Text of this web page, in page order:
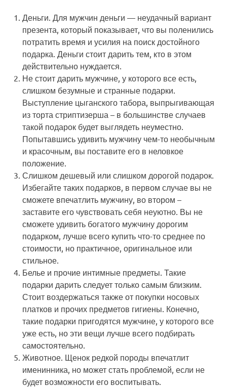
Деньги . Для мужчин деньги — неудачный вариант
презента, который показывает, что вы поленились
потратить время и усилия на поиск достойного
подарка. Деньги стоит дарить тем, кто в этом
действительно нуждается.
Не стоит дарить мужчине, у которого все есть,
слишком безумные и странные подарки
Выступление цыганского табора, выпрыгивающая
из торта стриптизерша – в большинстве случаев
такой подарок будет выглядеть неуместно.
Попытавшись удивить мужчину чем-то необычным
и красочным, вы поставите его в неловкое
положение.
Слишком дешевый или слишком дорогой подарок
Избегайте таких подарков, в первом случае вы не
сможете впечатлить мужчину, во втором –
заставите его чувствовать себя неуютно. Вы не
сможете удивить богатого мужчину дорогим
подарком, лучше всего купить что-то среднее по
стоимости, но практичное, оригинальное или
стильное.
Белье и прочие интимные предметы . Такие
подарки дарить следует только самым близким.
Стоит воздержаться также от покупки носовых
платков и прочих предметов гигиены. Конечно,
такие подарки пригодятся мужчине, у которого все
уже есть, но эти вещи лучше всего подбирать
самостоятельно.
Животное . Щенок редкой породы впечатлит
именинника, но может стать проблемой, если не
будет возможности его воспитывать.